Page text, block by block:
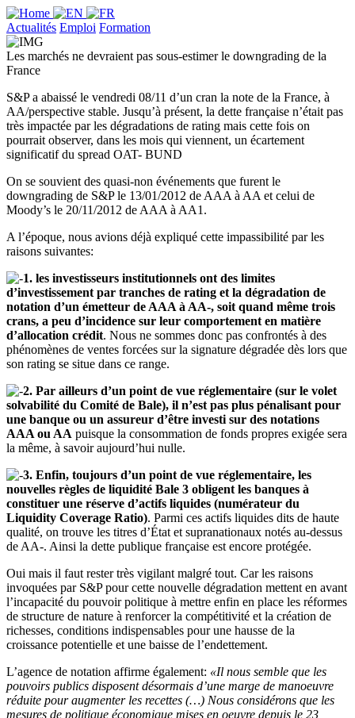
Actualités Emploi Formation
Les marchés ne devraient pas sous-estimer le downgrading de la
France
S&P a abaissé le vendredi 08/11 d’un cran la note de la France, à
AA/perspective stable. Jusqu’à présent, la dette française n’était pas
très impactée par les dégradations de rating mais cette fois on
pourrait observer, dans les mois qui viennent, un écartement
significatif du spread OAT- BUND
On se souvient des quasi-non événements que furent le
downgrading de S&P le 13/01/2012 de AAA à AA et celui de
Moody’s le 20/11/2012 de AAA à AA1.
A l’époque, nous avions déjà expliqué cette impassibilité par les
raisons suivantes:
1. les investisseurs institutionnels ont des limites
d’investissement par tranches de rating et la dégradation de
notation d’un émetteur de AAA à AA-, soit quand même trois
crans, a peu d’incidence sur leur comportement en matière
d’allocation crédit. Nous ne sommes donc pas confrontés à des
phénomènes de ventes forcées sur la signature dégradée dès lors que
son rating se situe dans ce range.
2. Par ailleurs d’un point de vue réglementaire (sur le volet
solvabilité du Comité de Bale), il n’est pas plus pénalisant pour
une banque ou un assureur d’être investi sur des notations
AAA ou AA puisque la consommation de fonds propres exigée sera
la même, à savoir aujourd’hui nulle.
3. Enfin, toujours d’un point de vue réglementaire, les
nouvelles règles de liquidité Bale 3 obligent les banques à
constituer une réserve d’actifs liquides (numérateur du
Liquidity Coverage Ratio). Parmi ces actifs liquides dits de haute
qualité, on trouve les titres d’État et supranationaux notés au-dessus
de AA-. Ainsi la dette publique française est encore protégée.
Oui mais il faut rester très vigilant malgré tout. Car les raisons
invoquées par S&P pour cette nouvelle dégradation mettent en avant
l’incapacité du pouvoir politique à mettre enfin en place les réformes
de structure de nature à renforcer la compétitivité et la création de
richesses, conditions indispensables pour une hausse de la
croissance potentielle et une baisse de l’endettement.
L’agence de notation affirme également: «Il nous semble que les
pouvoirs publics disposent désormais d’une marge de manoeuvre
réduite pour augmenter les recettes (…) Nous considérons que les
mesures de politique économique mises en oeuvre depuis le 23